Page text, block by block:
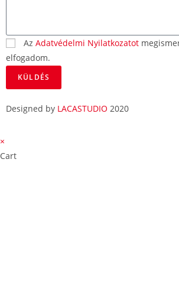
Az Adatvédelmi Nyilatkozatot
elfogadom.
KÜLDÉS
Designed by LACASTUDIO 2020
×
Cart